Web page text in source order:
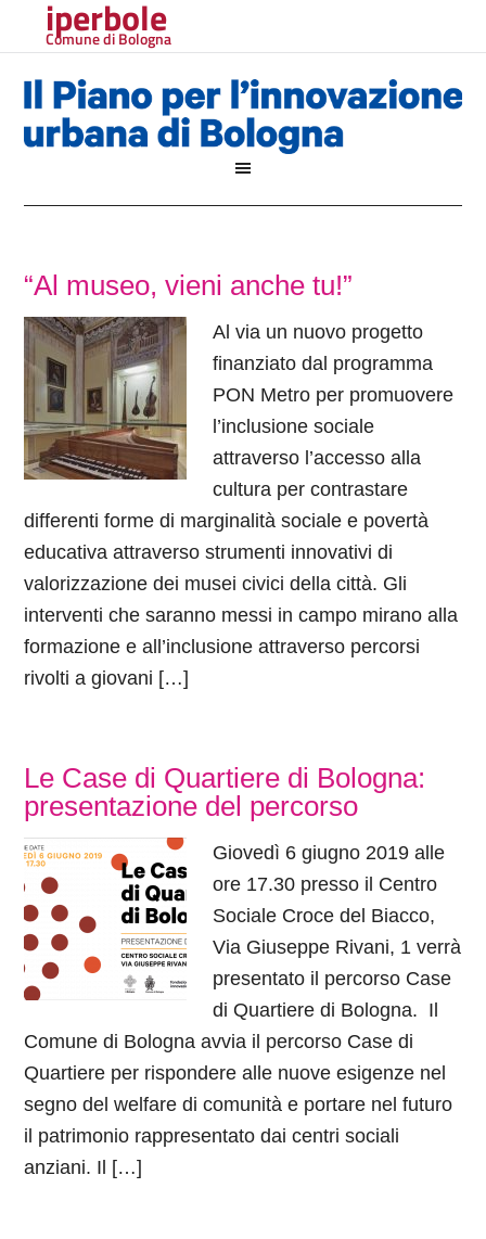
iperbole
Comune di Bologna
“Al museo, vieni anche tu!”
Al via un nuovo progetto
finanziato dal programma
PON Metro per promuovere
l’inclusione sociale
attraverso l’accesso alla
cultura per contrastare
differenti forme di marginalità sociale e povertà
educativa attraverso strumenti innovativi di
valorizzazione dei musei civici della città. Gli
interventi che saranno messi in campo mirano alla
formazione e all’inclusione attraverso percorsi
rivolti a giovani […]
Le Case di Quartiere di Bologna:
presentazione del percorso
Giovedì 6 giugno 2019 alle
ore 17.30 presso il Centro
Sociale Croce del Biacco,
Via Giuseppe Rivani, 1 verrà
presentato il percorso Case
di Quartiere di Bologna. Il
Comune di Bologna avvia il percorso Case di
Quartiere per rispondere alle nuove esigenze nel
segno del welfare di comunità e portare nel futuro
il patrimonio rappresentato dai centri sociali
anziani. Il […]